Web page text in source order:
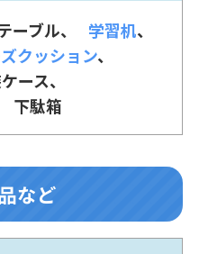
ーブル
学習机
クッション
ース
下駄箱
など